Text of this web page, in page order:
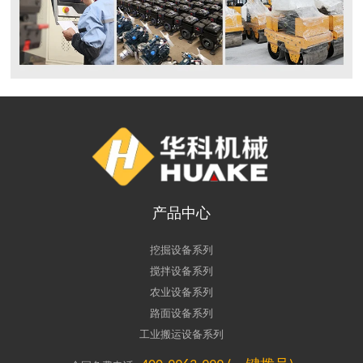
产品中心
挖掘设备系列
搅拌设备系列
农业设备系列
路面设备系列
工业搬运设备系列